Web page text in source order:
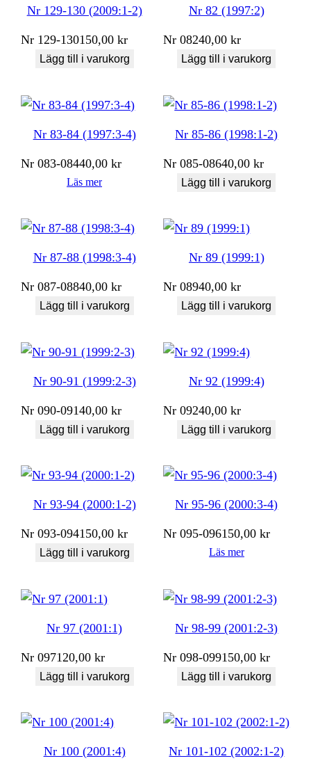
Nr 129-130 (2009:1-2)
Nr 129-130150,00kr
Lägg till i varukorg
Nr 82 (1997:2)
Nr 08240,00kr
Lägg till i varukorg
Nr 83-84 (1997:3-4)
Nr 083-08440,00kr
Läs mer
Nr 85-86 (1998:1-2)
Nr 085-08640,00kr
Lägg till i varukorg
Nr 87-88 (1998:3-4)
Nr 087-08840,00kr
Lägg till i varukorg
Nr 89 (1999:1)
Nr 08940,00kr
Lägg till i varukorg
Nr 90-91 (1999:2-3)
Nr 090-09140,00kr
Lägg till i varukorg
Nr 92 (1999:4)
Nr 09240,00kr
Lägg till i varukorg
Nr 93-94 (2000:1-2)
Nr 093-094150,00kr
Lägg till i varukorg
Nr 95-96 (2000:3-4)
Nr 095-096150,00kr
Läs mer
Nr 97 (2001:1)
Nr 097120,00kr
Lägg till i varukorg
Nr 98-99 (2001:2-3)
Nr 098-099150,00kr
Lägg till i varukorg
Nr 100 (2001:4) Nr 101-102 (2002:1-2)